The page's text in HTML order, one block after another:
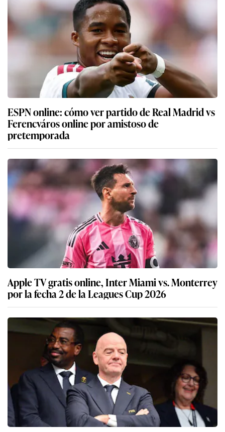
ESPN online: cómo ver partido de Real Madrid vs
Ferencváros online por amistoso de
pretemporada
Apple TV gratis online, Inter Miami vs. Monterrey
por la fecha 2 de la Leagues Cup 2026